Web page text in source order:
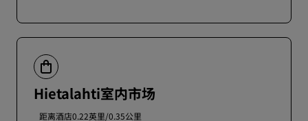
Hietalahti室内市场
距离酒店0.22英里/0.35公里